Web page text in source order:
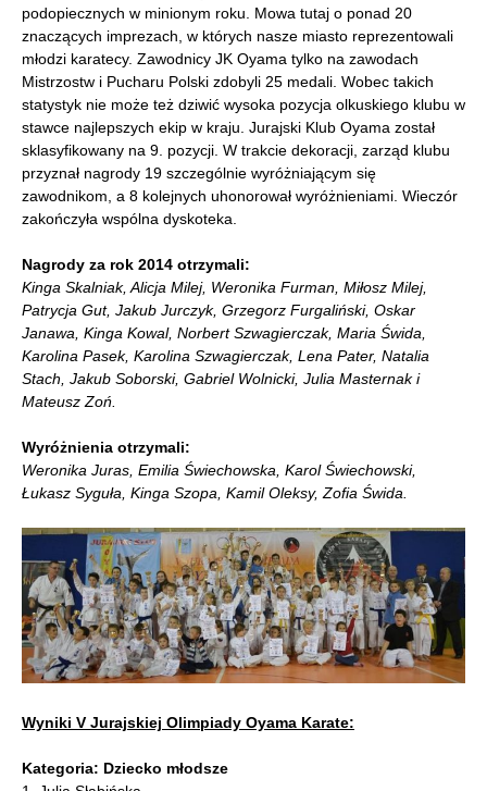
podopiecznych w minionym roku. Mowa tutaj o ponad 20
znaczących imprezach, w których nasze miasto reprezentowali
młodzi karatecy. Zawodnicy JK Oyama tylko na zawodach
Mistrzostw i Pucharu Polski zdobyli 25 medali. Wobec takich
statystyk nie może też dziwić wysoka pozycja olkuskiego klubu w
stawce najlepszych ekip w kraju. Jurajski Klub Oyama został
sklasyfikowany na 9. pozycji. W trakcie dekoracji, zarząd klubu
przyznał nagrody 19 szczególnie wyróżniającym się
zawodnikom, a 8 kolejnych uhonorował wyróżnieniami. Wieczór
zakończyła wspólna dyskoteka.
Nagrody za rok 2014 otrzymali:
Kinga Skalniak, Alicja Milej, Weronika Furman, Miłosz Milej,
Patrycja Gut, Jakub Jurczyk, Grzegorz Furgaliński, Oskar
Janawa, Kinga Kowal, Norbert Szwagierczak, Maria Świda,
Karolina Pasek, Karolina Szwagierczak, Lena Pater, Natalia
Stach, Jakub Soborski, Gabriel Wolnicki, Julia Masternak i
Mateusz Zoń.
Wyróżnienia otrzymali:
Weronika Juras, Emilia Świechowska, Karol Świechowski,
Łukasz Syguła, Kinga Szopa, Kamil Oleksy, Zofia Świda.
Wyniki V Jurajskiej Olimpiady Oyama Karate:
Kategoria: Dziecko młodsze